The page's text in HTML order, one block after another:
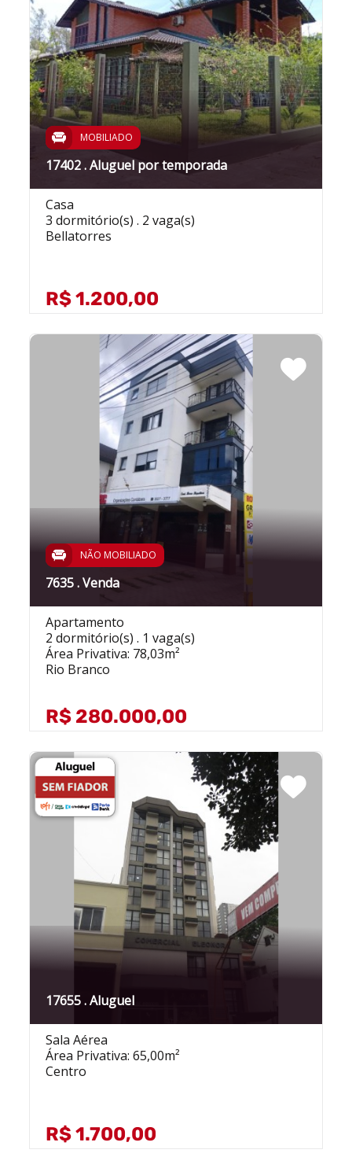
MOBILIADO
17402 . Aluguel por temporada
Casa
3 dormitório(s) . 2 vaga(s)
Bellatorres
R$ 1.200,00
NÃO MOBILIADO
7635 . Venda
Apartamento
2 dormitório(s) . 1 vaga(s)
Área Privativa: 78,03m²
Rio Branco
R$ 280.000,00
17655 . Aluguel
Sala Aérea
Área Privativa: 65,00m²
Centro
R$ 1.700,00